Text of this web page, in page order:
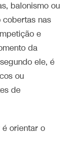
balonismo ou
cobertas nas
e
da
ele, é
ou
de
orientar o